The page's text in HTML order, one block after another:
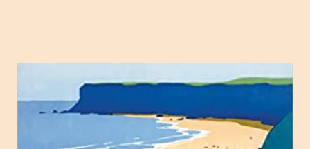
14.25/EBOOK 8.99 Link Amazon TRAMA Dopo "Infanzia", il
secondo capitolo della trilogia di Copenaghen, grande classico
della letteratura danese oggi riscoperto e acclamato a livello
internazionale. La piccola Tove è cresciuta in fretta: costretta ad